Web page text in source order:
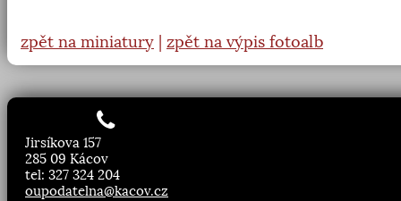
zpět na miniatury zpět na výpis fotoalb
Jirsíkova 157
285 09 Kácov
tel: 327 324 204
oupodatelna@kacov.cz